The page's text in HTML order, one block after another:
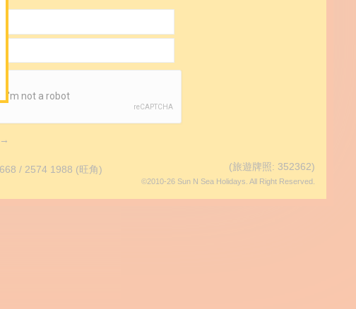
提交 →
/ 2574 1988 (旺角) (旅遊牌照: 352362)
©2010-26 Sun N Sea Holidays. All Right Reserved.